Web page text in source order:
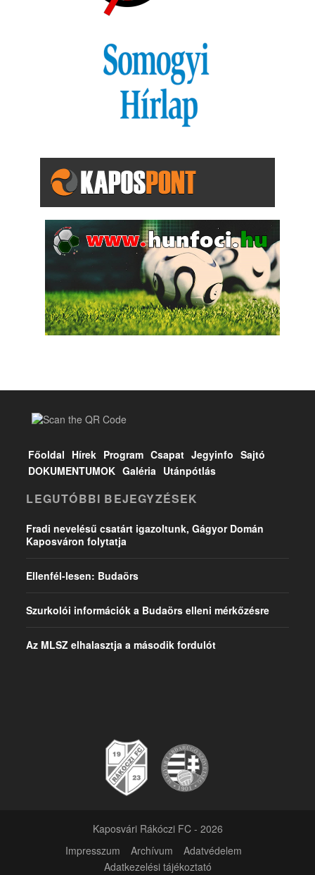
Főoldal Hírek Program Csapat Jegyinfo Sajtó
DOKUMENTUMOK Galéria Utánpótlás
LEGUTÓBBI BEJEGYZÉSEK
Fradi nevelésű csatárt igazoltunk, Gágyor Domán
Kaposváron folytatja
Ellenfél-lesen: Budaörs
Szurkolói információk a Budaörs elleni mérkőzésre
Az MLSZ elhalasztja a második fordulót
Kaposvári Rákóczi FC - 2026
Impresszum
Archívum
Adatvédelem
Adatkezelési tájékoztató